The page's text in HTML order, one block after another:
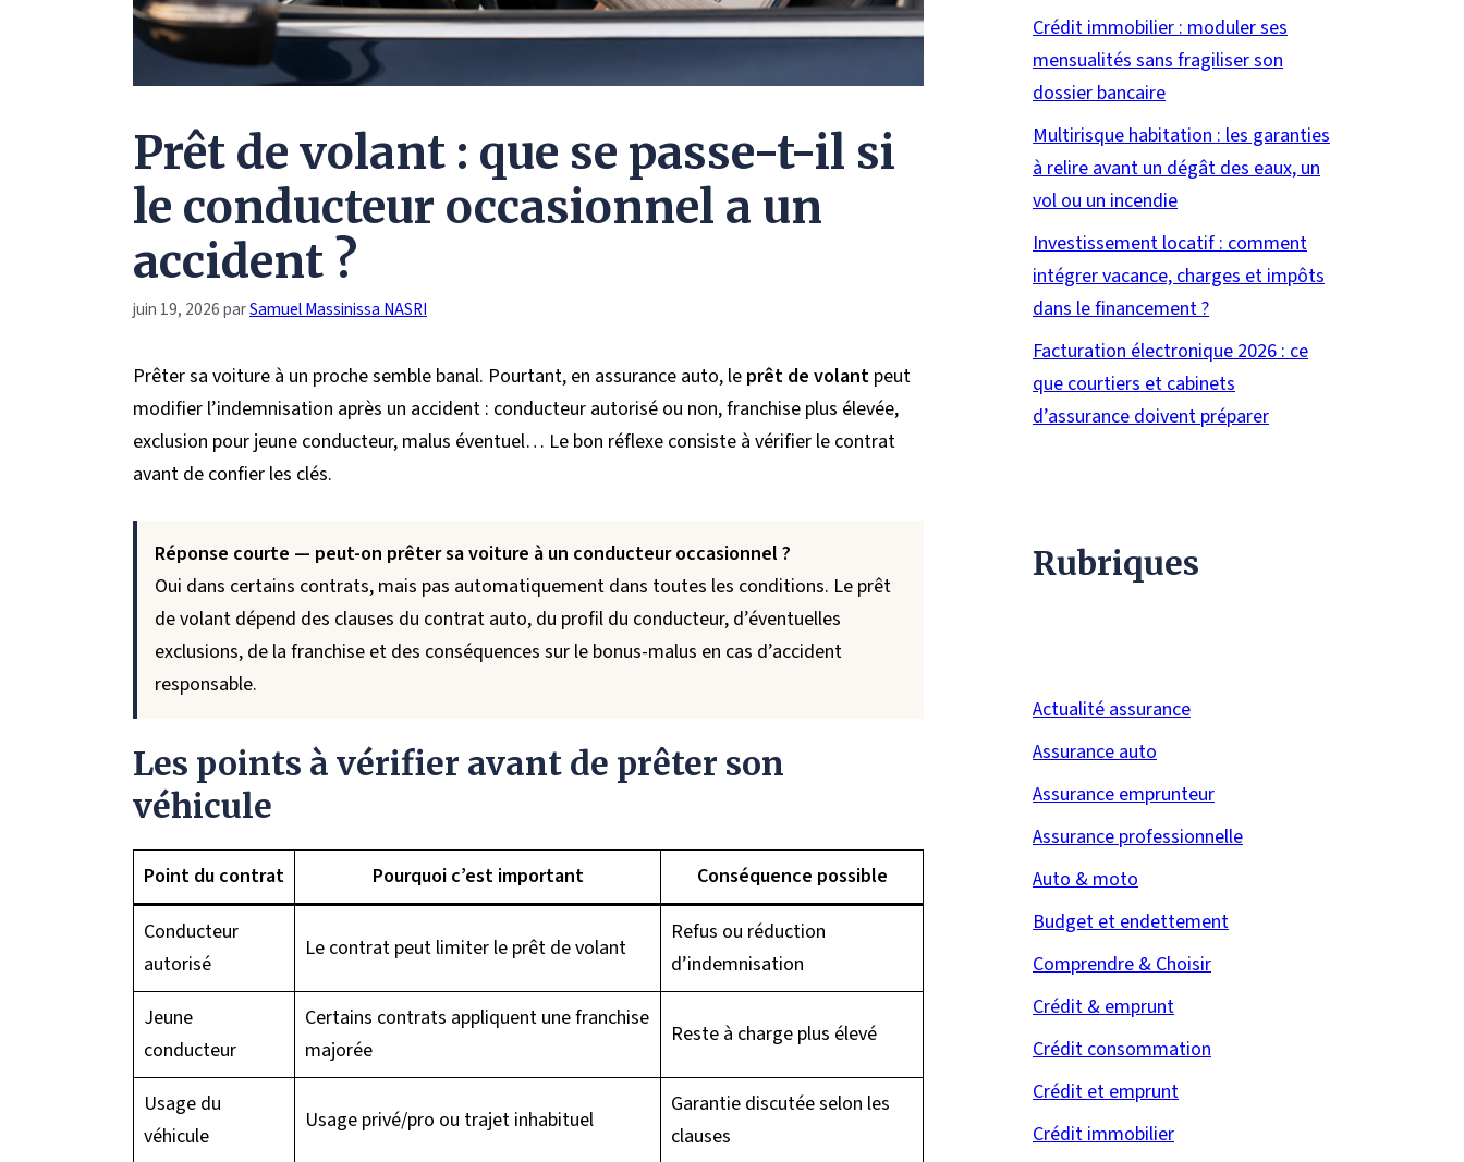
Prêt de volant : que se passe-t-il si
le conducteur occasionnel a un
accident ?
juin 19, 2026parSamuel Massinissa NASRI
Prêter sa voiture à un proche semble banal. Pourtant, en assurance auto, le prêt de volant peut
modifier l’indemnisation après un accident : conducteur autorisé ou non, franchise plus élevée,
exclusion pour jeune conducteur, malus éventuel… Le bon réflexe consiste à vérifier le contrat
avant de confier les clés.
Réponse courte — peut-on prêter sa voiture à un conducteur occasionnel ?
Oui dans certains contrats, mais pas automatiquement dans toutes les conditions. Le prêt
de volant dépend des clauses du contrat auto, du profil du conducteur, d’éventuelles
exclusions, de la franchise et des conséquences sur le bonus-malus en cas d’accident
responsable.
Les points à vérifier avant de prêter son
véhicule
Point du contrat Pourquoi c’est important Conséquence possible
Conducteur
autorisé
Le contrat peut limiter le prêt de volant
Refus ou réduction
d’indemnisation
Jeune
conducteur
Certains contrats appliquent une franchise
majorée
Reste à charge plus élevé
Usage du
véhicule
Usage privé/pro ou trajet inhabituel
Garantie discutée selon les
clauses
Crédit immobilier : moduler ses
mensualités sans fragiliser son
dossier bancaire
Multirisque habitation : les garanties
à relire avant un dégât des eaux, un
vol ou un incendie
Investissement locatif : comment
intégrer vacance, charges et impôts
dans le financement ?
Facturation électronique 2026 : ce
que courtiers et cabinets
d’assurance doivent préparer
Rubriques
Actualité assurance
Assurance auto
Assurance emprunteur
Assurance professionnelle
Auto & moto
Budget et endettement
Comprendre & Choisir
Crédit & emprunt
Crédit consommation
Crédit et emprunt
Crédit immobilier